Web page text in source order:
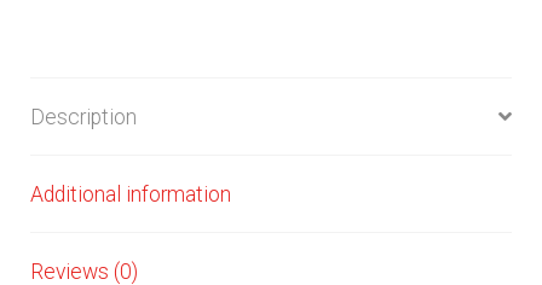
Description
Additional information
Reviews (0)